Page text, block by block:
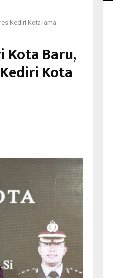
Kediri Kota lama
Kota Baru,
Kota